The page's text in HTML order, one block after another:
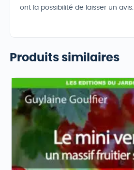
ont la possibilité de laisser un avis.
Produits similaires